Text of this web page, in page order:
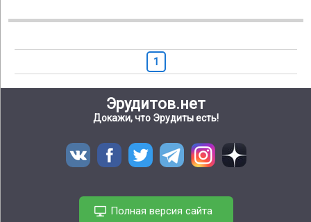
1
Эрудитов.нет
Докажи, что Эрудиты есть!
Полная версия сайта